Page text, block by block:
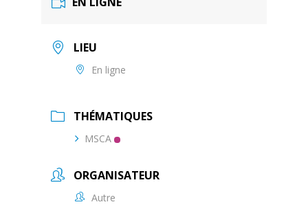
LIEU
En ligne
THÉMATIQUES
MSCA
ORGANISATEUR
Autre